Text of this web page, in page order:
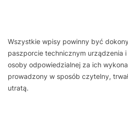
Wszystkie wpisy powinny być
paszporcie technicznym urządzenia
osoby odpowiedzialnej za ich
prowadzony w sposób czytelny,
utratą.